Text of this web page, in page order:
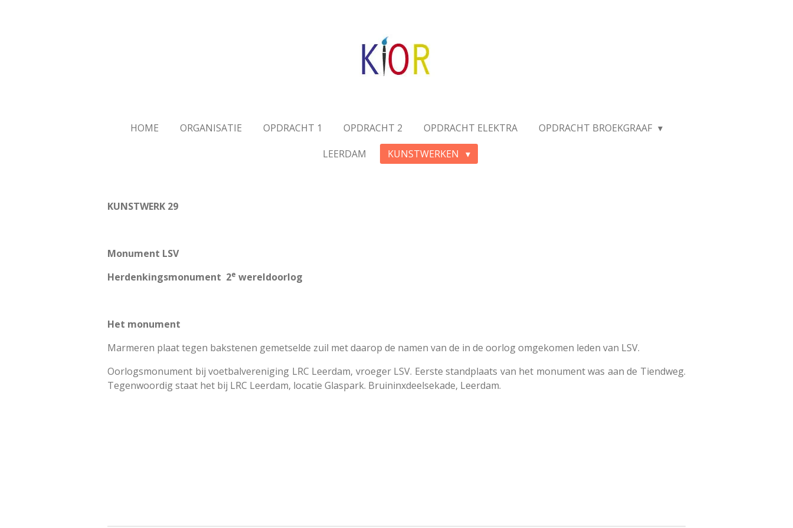
HOME ORGANISATIE OPDRACHT 1 OPDRACHT 2 OPDRACHT ELEKTRA
OPDRACHT BROEKGRAAF
LEERDAM
KUNSTWERKEN
KUNSTWERK 29
Monument LSV
Herdenkingsmonument 2e wereldoorlog
Het monument
Marmeren plaat tegen bakstenen gemetselde zuil met daarop de namen van de in de oorlog omgekomen leden van LSV.
Oorlogsmonument bij voetbalvereniging LRC Leerdam, vroeger LSV. Eerste standplaats van het monument was aan de Tiendweg.
Tegenwoordig staat het bij LRC Leerdam, locatie Glaspark. Bruininxdeelsekade, Leerdam.